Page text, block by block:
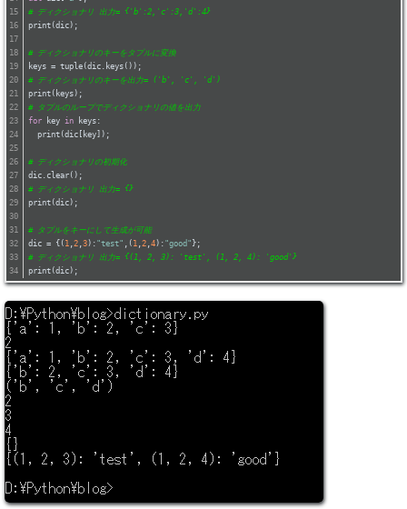
# ディクショナリ 出力= {'b':2,'c':3,'d':4}
print(dic);
# ディクショナリのキーをタプルに変換
keys = tuple(dic.keys());
# ディクショナリのキーを出力= ('b', 'c', 'd')
print(keys);
# タプルのループでディクショナリの値を出力
for key in keys:
  print(dic[key]);
# ディクショナリの初期化
dic.clear();
# ディクショナリ 出力= {}
print(dic);
# タプルをキーにして生成が可能
dic = {( 1 2 3 ): "test" ,( 1 2 4 ): "good" };
# ディクショナリ 出力= {(1, 2, 3): 'test', (1, 2, 4): 'good'}
print(dic);